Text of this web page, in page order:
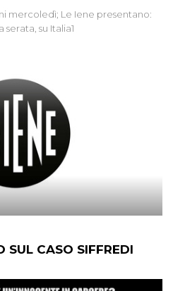
mercoledì; Le Iene presentano:
su Italia1
SUL CASO SIFFREDI